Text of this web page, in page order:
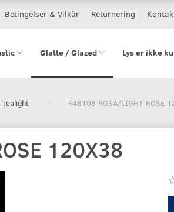
Betingelser & Vilkår Returnering
Glatte / Glazed Lys er ikke
F48108 ROSA/LIGHT ROSE
120X38